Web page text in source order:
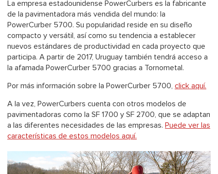
La empresa estadounidense PowerCurbers es la fabricante
de la pavimentadora más vendida del mundo: la
PowerCurber 5700. Su popularidad reside en su diseño
compacto y versátil, así como su tendencia a establecer
nuevos estándares de productividad en cada proyecto que
participa. A partir de 2017, Uruguay también tendrá acceso a
la afamada PowerCurber 5700 gracias a Tornometal.
Por más información sobre la PowerCurber 5700, click aquí.
A la vez, PowerCurbers cuenta con otros modelos de
pavimentadoras como la SF 1700 y SF 2700, que se adaptan
a las diferentes necesidades de las empresas. Puede ver las
características de estos modelos aquí.